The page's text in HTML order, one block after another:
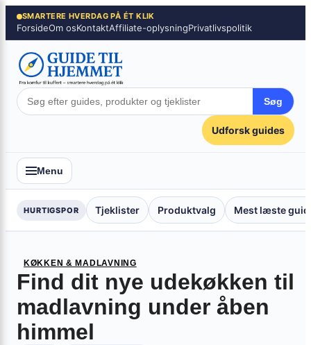
Spring
SMARTERE HVERDAG PÅ ÉT KLIK
ForsideOm osKontaktAffiliate-oplysningPrivatlivspolitik
Søg
Udforsk guides
Menu
HURTIGSPOR Tjeklister Produktvalg Mest læste
KØKKEN & MADLAVNING
Find dit nye udekøkken til
madlavning under åben
himmel